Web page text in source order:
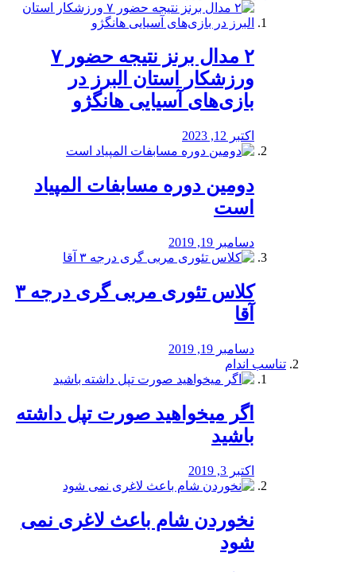
۲ مدال برنز نتیجه حضور ۷
ورزشکار استان البرز در
بازی‌های آسیایی هانگژو
اکتبر 12, 2023
دومین دوره مسابفات المپیاد
است
دسامبر 19, 2019
کلاس تئوری مربی گری درجه ۳
آقا
دسامبر 19, 2019
تناسب اندام
اگر میخواهید صورت تپل داشته
باشید
اکتبر 3, 2019
نخوردن شام باعث لاغری نمی
‌شود